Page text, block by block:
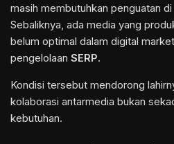
masih membutuhkan penguatan
Sebaliknya, ada media yang
belum optimal dalam digital
pengelolaan SERP.
Kondisi tersebut mendorong
kolaborasi antarmedia bukan
kebutuhan.